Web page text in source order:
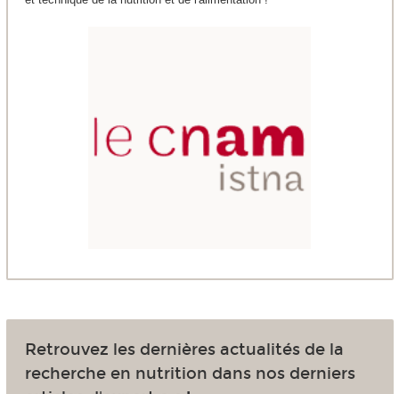
Retrouvez les dernières actualités de la
recherche en nutrition dans nos derniers